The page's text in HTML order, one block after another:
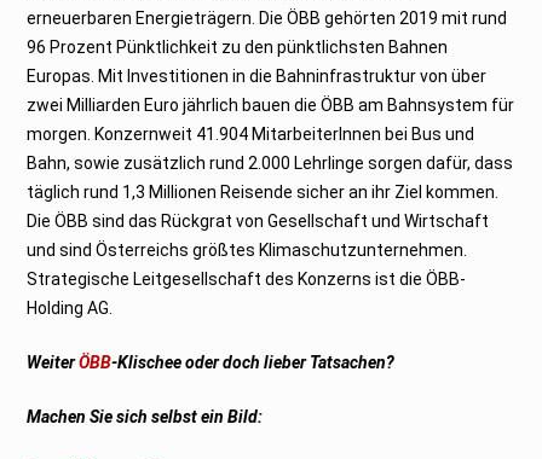
erneuerbaren Energieträgern. Die ÖBB gehörten 2019 mit rund
96 Prozent Pünktlichkeit zu den pünktlichsten Bahnen
Europas. Mit Investitionen in die Bahninfrastruktur von über
zwei Milliarden Euro jährlich bauen die ÖBB am Bahnsystem für
morgen. Konzernweit 41.904 MitarbeiterInnen bei Bus und
Bahn, sowie zusätzlich rund 2.000 Lehrlinge sorgen dafür, dass
täglich rund 1,3 Millionen Reisende sicher an ihr Ziel kommen.
Die ÖBB sind das Rückgrat von Gesellschaft und Wirtschaft
und sind Österreichs größtes Klimaschutzunternehmen.
Strategische Leitgesellschaft des Konzerns ist die ÖBB-
Holding AG.
WeiterÖBB-Klischee oder doch lieber Tatsachen?
Machen Sie sich selbst ein Bild: